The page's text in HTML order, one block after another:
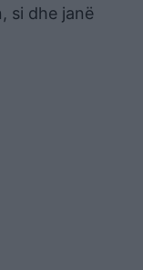
si dhe janë